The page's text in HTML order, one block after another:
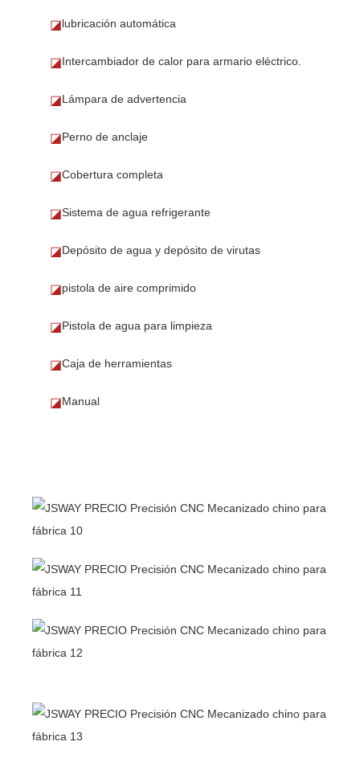
◪lubricación automática
◪Intercambiador de calor para armario eléctrico.
◪Lámpara de advertencia
◪Perno de anclaje
◪Cobertura completa
◪Sistema de agua refrigerante
◪Depósito de agua y depósito de virutas
◪pistola de aire comprimido
◪Pistola de agua para limpieza
◪Caja de herramientas
◪Manual